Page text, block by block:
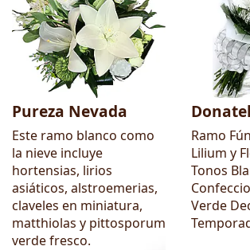
Pureza Nevada
Este ramo blanco como
la nieve incluye
hortensias, lirios
asiáticos, alstroemerias,
claveles en miniatura,
matthiolas y pittosporum
verde fresco.
Ramo
Lilium y
Tonos
Verde